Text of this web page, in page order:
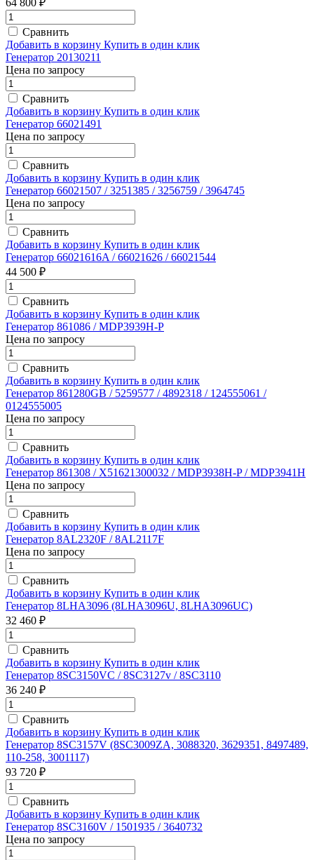
64 800 ₽
Сравнить
Добавить в корзину Купить в один клик
Генератор 20130211
Цена по запросу
Сравнить
Добавить в корзину Купить в один клик
Генератор 66021491
Цена по запросу
Сравнить
Добавить в корзину Купить в один клик
Генератор 66021507 / 3251385 / 3256759 / 3964745
Цена по запросу
Сравнить
Добавить в корзину Купить в один клик
Генератор 66021616A / 66021626 / 66021544
44 500 ₽
Сравнить
Добавить в корзину Купить в один клик
Генератор 861086 / MDP3939H-P
Цена по запросу
Сравнить
Добавить в корзину Купить в один клик
Генератор 861280GB / 5259577 / 4892318 / 124555061 /
0124555005
Цена по запросу
Сравнить
Добавить в корзину Купить в один клик
Генератор 861308 / X51621300032 / MDP3938H-P / MDP3941H
Цена по запросу
Сравнить
Добавить в корзину Купить в один клик
Генератор 8AL2320F / 8AL2117F
Цена по запросу
Сравнить
Добавить в корзину Купить в один клик
Генератор 8LHA3096 (8LHA3096U, 8LHA3096UC)
32 460 ₽
Сравнить
Добавить в корзину Купить в один клик
Генератор 8SC3150VC / 8SC3127v / 8SC3110
36 240 ₽
Сравнить
Добавить в корзину Купить в один клик
Генератор 8SC3157V (8SC3009ZA, 3088320, 3629351, 8497489,
110-258, 3001117)
93 720 ₽
Сравнить
Добавить в корзину Купить в один клик
Генератор 8SC3160V / 1501935 / 3640732
Цена по запросу